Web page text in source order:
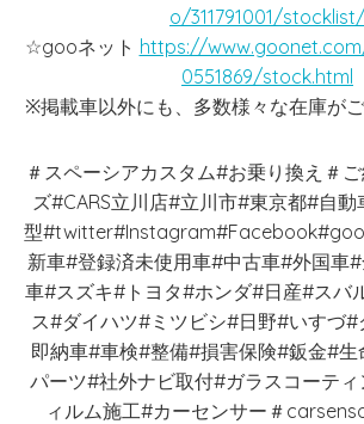
o/311791001/stocklist/
☆gooネット https://
0551869/stock.html
※掲載車以外にも、多数様々な在庫が
＃スペーシアカスタム#お乗り換え＃
ズ#CARS立川店#立川市#東京都#自
型
新車#登録済未使用車#中古車#外国車
車#スズキ#トヨタ#ホンダ#日産#スバ
ス#ダイハツ#ミツビシ#日野#いすづ
即納車#車検#整備#損害保険#鈑金#生
パーツ#社外ナビ取付#ガラスコーテ
ィルム施工#カーセンサー＃